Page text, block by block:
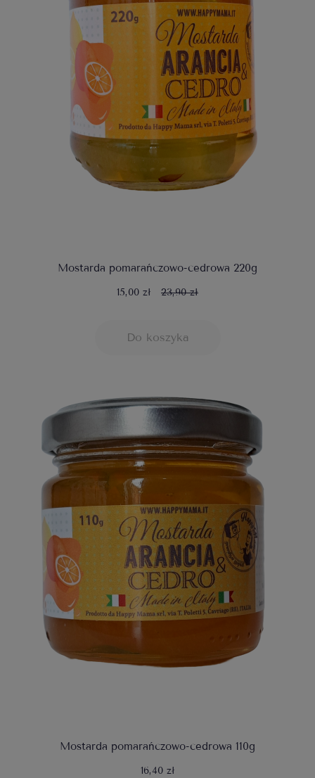
Mostarda pomarańczowo-cedrowa 220g
15,00 zł 23,90 zł
Do koszyka
Mostarda pomarańczowo-cedrowa 110g
16,40 zł